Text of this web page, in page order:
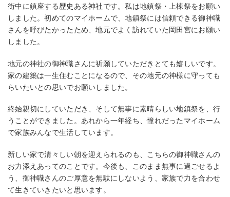
街中に鎮座する歴史ある神社です。私は地鎮祭・上棟祭をお願い
しました。初めてのマイホームで、地鎮祭には信頼できる御神職
さんを呼びたかったため、地元でよく訪れていた岡田宮にお願い
しました。
地元の神社の御神職さんに祈願していただきとても嬉しいです。
家の建築は一生住むことになるので、その地元の神様に守っても
らいたいとの思いでお願いしました。
終始親切にしていただき、そして無事に素晴らしい地鎮祭を、行
うことができました。あれから一年経ち、憧れだったマイホーム
で家族みんなで生活しています。
新しい家で清々しい朝を迎えられるのも、こちらの御神職さんの
お力添えあってのことです。今後も、このまま無事に過ごせるよ
う、御神職さんのご厚意を無駄にしないよう、家族で力を合わせ
て生きていきたいと思います。